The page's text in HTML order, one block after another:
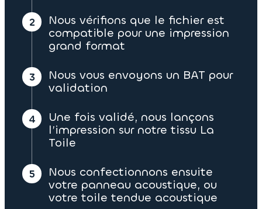
Nous vérifions que le fichier est
compatible pour une impression
grand format
Nous vous envoyons un BAT pour
validation
Une fois validé, nous lançons
l’impression sur notre tissu La
Toile
Nous confectionnons ensuite
votre panneau acoustique, ou
votre toile tendue acoustique